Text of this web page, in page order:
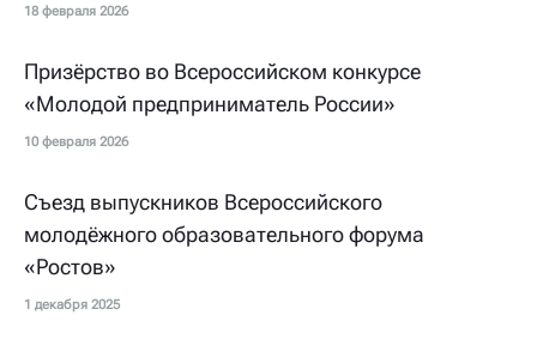
18 февраля 2026
Призёрство во Всероссийском конкурсе
«Молодой предприниматель России»
10 февраля 2026
Съезд выпускников Всероссийского
молодёжного образовательного форума
«Ростов»
1 декабря 2025